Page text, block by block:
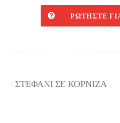
ΡΩΤΉΣΤΕ
ΣΤΕΦΑΝΙ ΣΕ ΚΟΡΝΙΖΑ